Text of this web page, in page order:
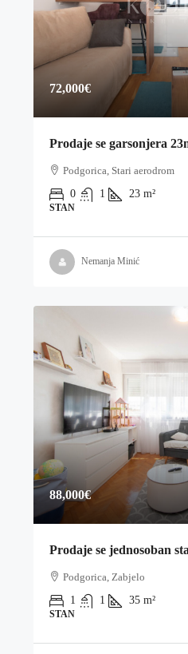
72,000€
Prodaje se garsonjera
Podgorica, Stari aerodrom
0
1 23 m²
STAN
Nemanja Minić
88,000€
Prodaje se jednosoban
Podgorica, Zabjelo
1
1 35 m²
STAN